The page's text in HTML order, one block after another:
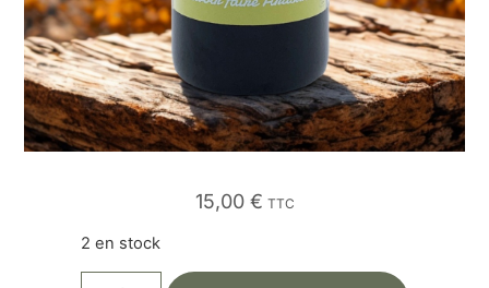
15,00 € TTC
2 en stock